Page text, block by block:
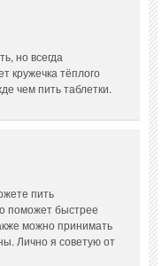
но всегда
кружечка тёплого
чем пить таблетки.
пить
поможет быстрее
можно принимать
Лично я советую от